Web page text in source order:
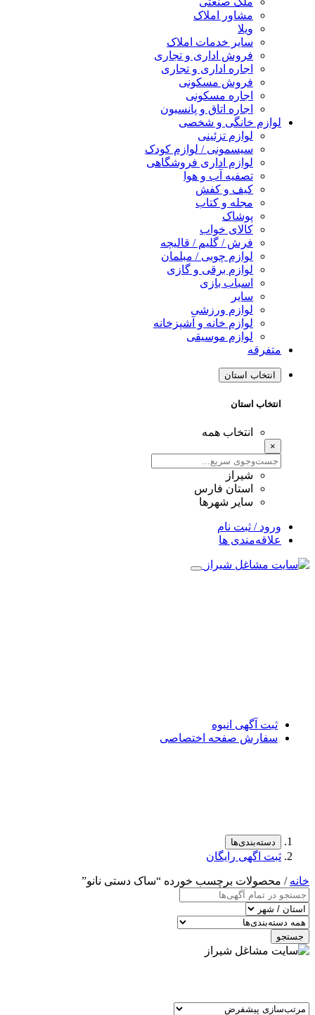
مشاور املاک
ویلا
سایر خدمات املاک
فروش اداری و تجاری
اجاره اداری و تجاری
فروش مسکونی
اجاره مسکونی
اجاره اتاق و پانسیون
لوازم خانگی و شخصی
لوازم تزئینی
سیسمونی / لوازم کودک
لوازم اداری فروشگاهی
تصفیه آب و هوا
کیف و کفش
مجله و کتاب
پوشاک
کالای خواب
فرش / گلیم / قالیچه
لوازم چوبی / مبلمان
لوازم برقی و گازی
اسباب بازی
سایر
لوازم ورزشی
لوازم خانه و آشپزخانه
لوازم موسیقی
متفرقه
انتخاب استان
انتخاب استان
انتخاب همه
×
شیراز
استان فارس
سایر شهرها
ورود / ثبت نام
علاقه‌مندی ها
ثبت آگهی انبوه
سفارش صفحه اختصاصی
دسته‌بندی‌ها
ثبت اگهی رایگان
خانه / محصولات برچسب خورده “ساک دستی نانو”
جستجو